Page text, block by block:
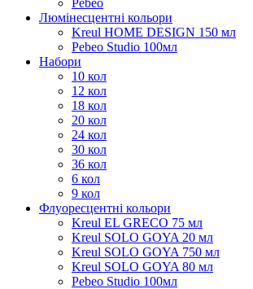
Pebeo
Люмінесцентні кольори
Kreul HOME DESIGN 150 мл
Pebeo Studio 100мл
Набори
10 кол
12 кол
18 кол
20 кол
24 кол
30 кол
36 кол
6 кол
9 кол
Флуоресцентні кольори
Kreul EL GRECO 75 мл
Kreul SOLO GOYA 20 мл
Kreul SOLO GOYA 750 мл
Kreul SOLO GOYA 80 мл
Pebeo Studio 100мл